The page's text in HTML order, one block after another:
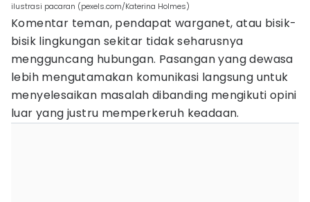
ilustrasi pacaran (pexels.com/Katerina Holmes)
Komentar teman, pendapat warganet, atau bisik-
bisik lingkungan sekitar tidak seharusnya
mengguncang hubungan. Pasangan yang dewasa
lebih mengutamakan komunikasi langsung untuk
menyelesaikan masalah dibanding mengikuti opini
luar yang justru memperkeruh keadaan.